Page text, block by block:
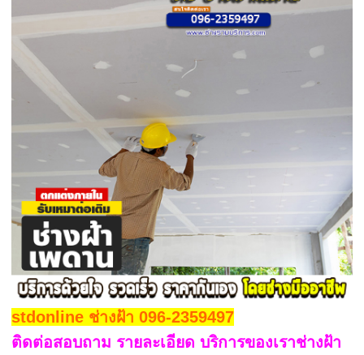
stdonline ช่างฝ้า 096-2359497
ติดต่อสอบถาม รายละเอียด บริการของเราช่างฝ้า